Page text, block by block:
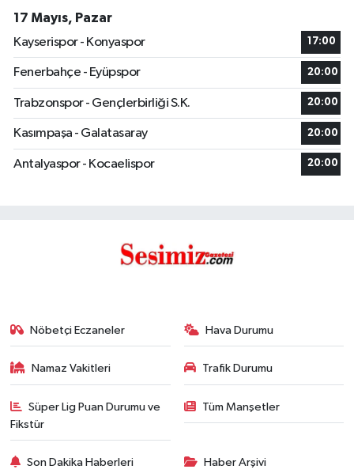
17 Mayıs, Pazar
Kayserispor - Konyaspor
17:00
Fenerbahçe - Eyüpspor 20:00
Trabzonspor - Gençlerbirliği S.K. 20:00
Kasımpaşa - Galatasaray 20:00
Antalyaspor - Kocaelispor 20:00
Nöbetçi Eczaneler Hava Durumu
Namaz Vakitleri Trafik Durumu
Süper Lig Puan Durumu ve
Fikstür
Tüm Manşetler
Son Dakika Haberleri Haber Arşivi